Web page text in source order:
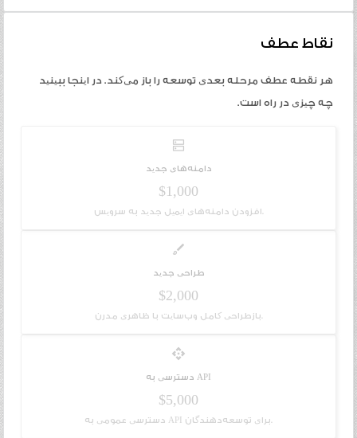
نقاط عطف
هر نقطه عطف مرحله بعدی توسعه را باز می‌کند. در اینجا ببینید
چه چیزی در راه است.
dns
دامنه‌های جدید
$1,000
افزودن دامنه‌های ایمیل جدید به سرویس.
brush
طراحی جدید
$2,000
بازطراحی کامل وب‌سایت با ظاهری مدرن.
api
دسترسی به API
$5,000
دسترسی عمومی به API برای توسعه‌دهندگان.